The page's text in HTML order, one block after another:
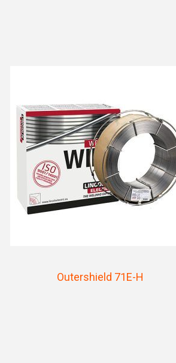
Outershield 71E-H